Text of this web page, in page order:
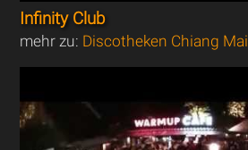
Infinity Club
mehr zu: Discotheken Chiang Mai